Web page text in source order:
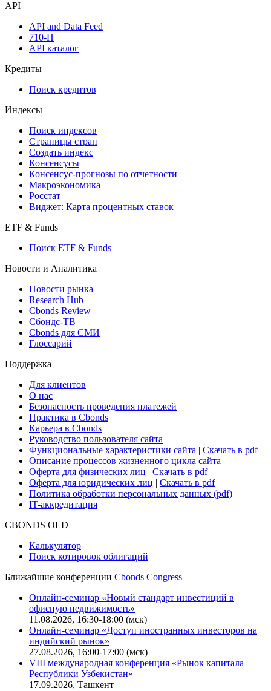
API
API and Data Feed
710-П
API каталог
Кредиты
Поиск кредитов
Индексы
Поиск индексов
Страницы стран
Создать индекс
Консенсусы
Консенсус-прогнозы по отчетности
Макроэкономика
Росстат
Виджет: Карта процентных ставок
ETF & Funds
Поиск ETF & Funds
Новости и Аналитика
Новости рынка
Research Hub
Cbonds Review
Сбондс-ТВ
Cbonds для СМИ
Глоссарий
Поддержка
Для клиентов
О нас
Безопасность проведения платежей
Практика в Cbonds
Карьера в Cbonds
Руководство пользователя сайта
Функциональные характеристики сайта | Скачать в pdf
Описание процессов жизненного цикла сайта
Оферта для физических лиц | Скачать в pdf
Оферта для юридических лиц | Скачать в pdf
Политика обработки персональных данных (pdf)
IT-аккредитация
CBONDS OLD
Калькулятор
Поиск котировок облигаций
Ближайшие конференции Cbonds Congress
Онлайн-семинар «Новый стандарт инвестиций в
офисную недвижимость»
11.08.2026, 16:30-18:00 (мск)
Онлайн-семинар «Доступ иностранных инвесторов на
индийский рынок»
27.08.2026, 16:00-17:00 (мск)
VIII международная конференция «Рынок капитала
Республики Узбекистан»
17.09.2026, Ташкент